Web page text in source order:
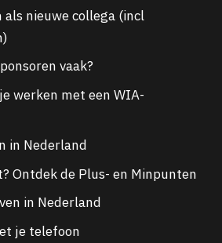
nieuwe collega (incl
vaak?
werken met een WIA-
in Nederland
Ontdek de Plus- en Minpunten
in Nederland
je telefoon